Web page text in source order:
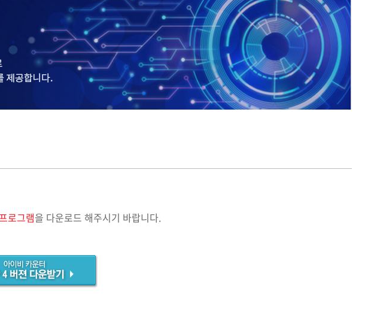
SMS호스팅관리
도메인관리
이메일관리
SSL보안서버관리
로그램을 다운로드 해주시기 바랍니다.